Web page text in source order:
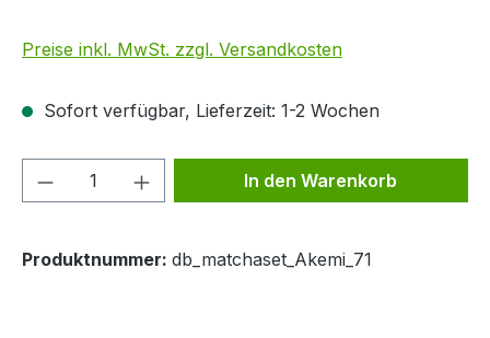
Preise inkl. MwSt. zzgl. Versandkosten
Sofort verfügbar, Lieferzeit: 1-2 Wochen
Produkt Anzahl: Gib denIn den Warenkorb
Produktnummer: db_matchaset_Akemi_71